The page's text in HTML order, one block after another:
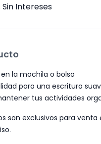
Intereses
la mochila o bolso
para una escritura
tus actividades
son exclusivos para